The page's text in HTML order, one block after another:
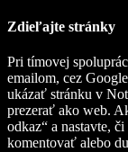
Zdieľajte stránky
Pri tímovej
emailom, cez
ukázať stránku v
prezerať ako web.
odkaz“ a nastavte,
komentovať alebo